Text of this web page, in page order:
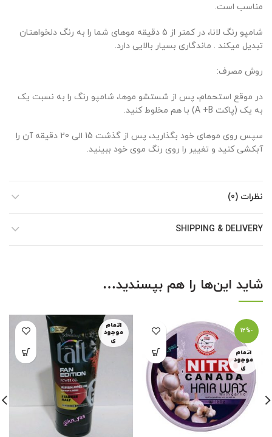
مناسب است.
شامپو رنگ لانا، در کمتر از 5 دقیقه موهای شما را به رنگ دلخواهتان
تبدیل میکند . ماندگاری بسیار بالایی دارد.
روش مصرف:
در موقع استحمام، پس از شستشو موها، شامپو رنگ را به نسبت یک
به یک (پاکت A +B) با هم مخلوط کنید.
سپس روی موهای خود بگذارید، پس از گذشت 15 الی 20 دقیقه آن را
آبکشی کنید و تغییر را روی رنگ موی خود ببینید.
نظرات (0)
SHIPPING & DELIVERY
شاید این‌ها را هم بپسندید…
-12%
اتمام
موجود
ی
اتمام
موجود
ی